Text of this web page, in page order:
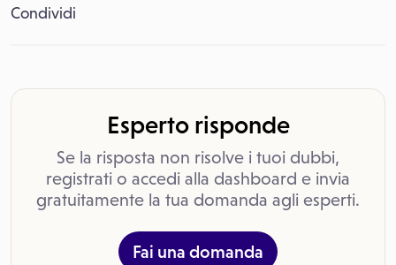
Condividi
Esperto risponde
Se la risposta non risolve i tuoi dubbi,
registrati o accedi alla dashboard e invia
gratuitamente la tua domanda agli esperti.
Fai una domanda